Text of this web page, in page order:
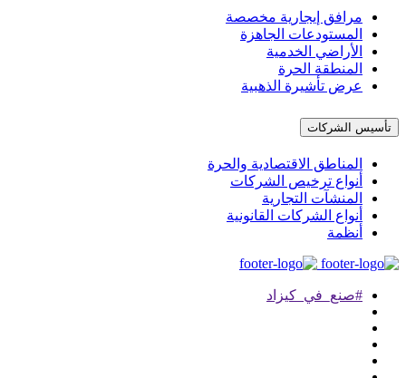
مرافق إيجارية مخصصة
المستودعات الجاهزة
الأراضي الخدمية
المنطقة الحرة
عرض تأشيرة الذهبية
تأسيس الشركات
المناطق الاقتصادية والحرة
أنواع ترخيص الشركات
المنشآت التجارية
أنواع الشركات القانونية
أنظمة
#صنع_في_كيزاد